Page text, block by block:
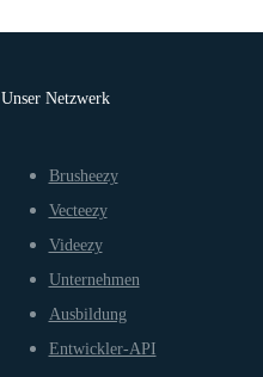
Unser Netzwerk
Brusheezy
Vecteezy
Videezy
Unternehmen
Ausbildung
Entwickler-API